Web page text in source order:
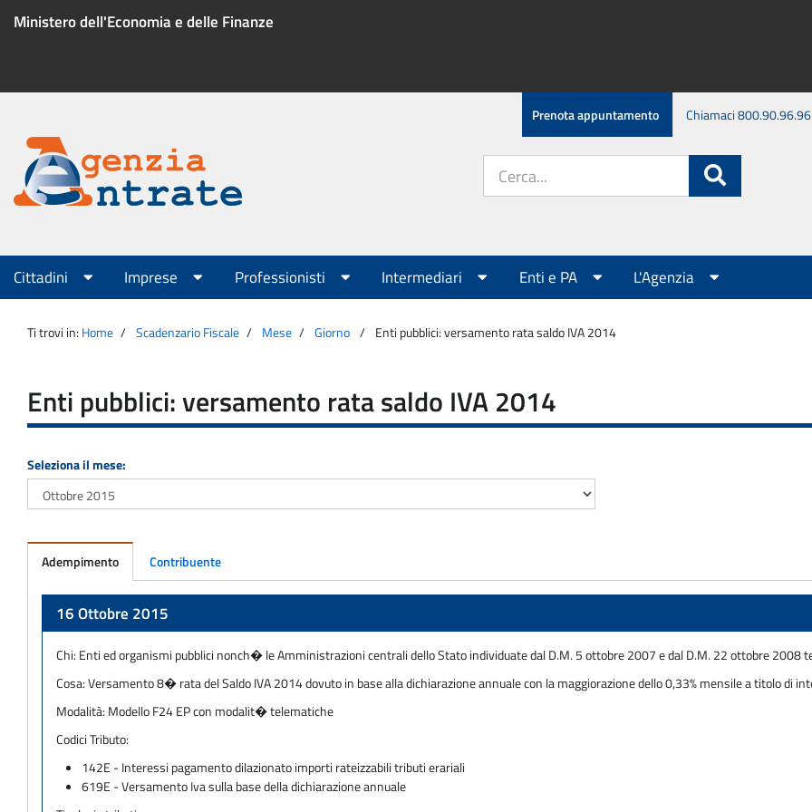
Ministero dell'Economia e delle Finanze
Menu
servizio
Prenota appuntamento Chiamaci 800.90.96.96
Agenzia
Entrate
sito:
Menu
principale
Cittadini Imprese Professionisti Intermediari Enti e PA L'Agenzia
Ti trovi in: Home Scadenzario Fiscale Mese Giorno Enti pubblici: versamento rata saldo IVA 2014
Enti pubblici: versamento rata saldo IVA 2014
Seleziona il mese:
Adempimento Contribuente
16 Ottobre 2015
Chi: Enti ed organismi pubblici nonch� le Amministrazioni centrali dello Stato individuate dal D.M. 5 ottobre 2007 e dal D.M. 22 ottobre
Cosa:Versamento 8� rata del Saldo IVA 2014 dovuto in base alla dichiarazione annuale con la maggiorazione dello 0,33% mensile a titolo di
Modalità: Modello F24 EP con modalit� telematiche
Codici Tributo:
142E - Interessi pagamento dilazionato importi rateizzabili tributi erariali
619E - Versamento Iva sulla base della dichiarazione annuale